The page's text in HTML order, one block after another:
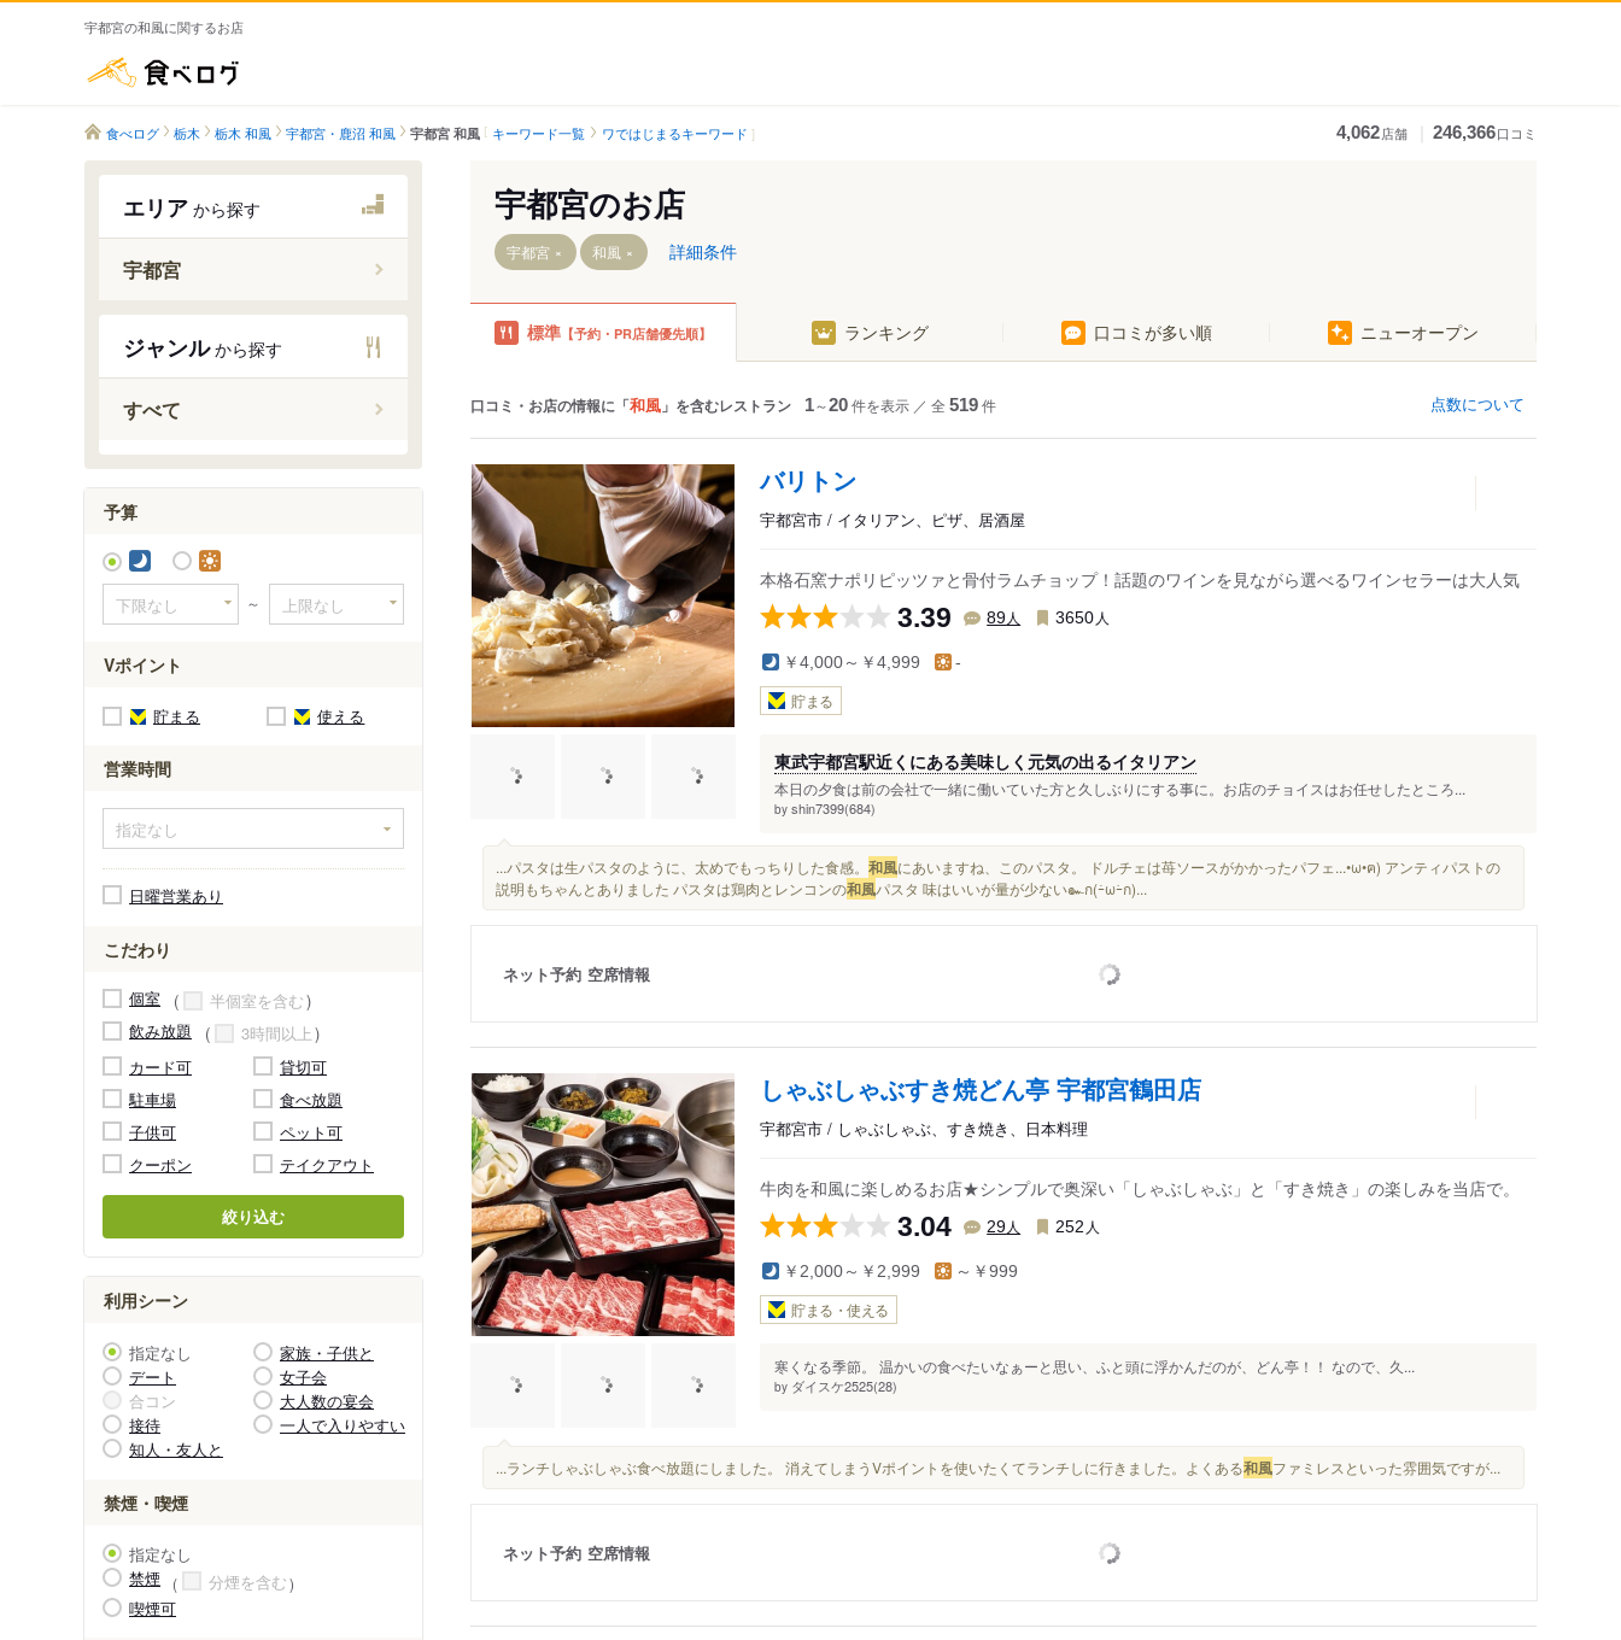
宇都宮の和風に関するお店
食べログ 栃木 栃木 和風 宇都宮・鹿沼 和風 宇都宮 和風 キーワード一覧 ワではじまるキーワード 4,062店舗 246,366口コミ
エリア から探す
宇都宮
宇都宮駅東口駅
駅東公園前駅
峰駅
陽東３丁目駅
宇都宮大学陽東キャンパス駅
平石駅
平石中央小学校前駅
飛山城跡駅
清原地区市民センター前駅
グリーンスタジアム前駅
ゆいの杜西駅
ゆいの杜中央駅
ゆいの杜東駅
芳賀台駅
芳賀町工業団地管理センター前駅
芳賀・高根沢工業団地駅
石橋駅
鶴田駅
西川田駅
東武宇都宮駅
ジャンルから探す
すべて
予算
～
Vポイント
貯まる 使える
営業時間
日曜営業あり
こだわり
個室
半個室を含む
飲み放題
3時間以上
カード可
貸切可
駐車場
食べ放題
子供可
ペット可
クーポン
テイクアウト
絞り込む
利用シーン
指定なし
家族・子供と
デート
女子会
合コン
大人数の宴会
接待
一人で入りやすい
知人・友人と
禁煙・喫煙
指定なし
禁煙
分煙を含む
喫煙可
宇都宮のお店
宇都宮 和風 詳細条件
標準 【予約・PR店舗優先順】 ランキング 口コミが多い順 ニューオープン
口コミ・お店の情報に「和風 」を含むレストラン 1～20件を表示 ／ 全 519件 点数について
バリトン
宇都宮市 / イタリアン、ピザ、居酒屋
本格石窯ナポリピッツァと骨付ラムチョップ！話題のワインを見ながら選べるワインセラーは大人気
3.39 89人 3650 人
￥4,000～￥4,999 -
貯まる
東武宇都宮駅近くにある美味しく元気の出るイタリアン
本日の夕食は前の会社で一緒に働いていた方と久しぶりにする事に。お店のチョイスはお任せしたところ...
by shin7399(684)
...パスタは生パスタのように、太めでもっちりした食感。 和風にあいますね、このパスタ。 ドルチェは苺ソースがかかったパフェ...•ω•ฅ) アンティパストの
説明もちゃんとありました パスタは鶏肉とレンコンの和風パスタ 味はいいが量が少ない๛ก(ｰ̀ωｰ́ก)...
ネット予約 空席情報
しゃぶしゃぶすき焼どん亭 宇都宮鶴田店
宇都宮市 / しゃぶしゃぶ、すき焼き、日本料理
牛肉を和風に楽しめるお店★シンプルで奥深い「しゃぶしゃぶ」と「すき焼き」の楽しみを当店で。
3.04 29人 252 人
￥2,000～￥2,999 ～￥999
貯まる・使える
寒くなる季節。 温かいの食べたいなぁーと思い、ふと頭に浮かんだのが、どん亭！！ なので、久...
by ダイスケ2525(28)
...ランチしゃぶしゃぶ食べ放題にしました。 消えてしまうVポイントを使いたくてランチしに行きました。よくある和風ファミレスといった雰囲気ですが...
ネット予約 空席情報